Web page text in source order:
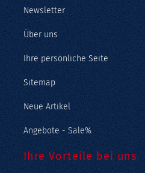
Newsletter
Über uns
Ihre persönliche Seite
Sitemap
Neue Artikel
Angebote - Sale%
Ihre Vorteile bei uns